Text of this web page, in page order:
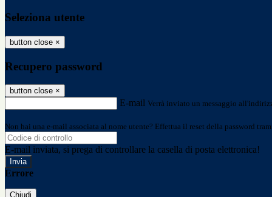
Seleziona utente
button close ×
Recupero password
button close ×
E-mail Verrà inviato un messaggio
Non hai una e-mail associata al nome utente? Effettua il reset della password
E-mail inviata, si prega di controllare la casella di posta elettronica!
Errore
Chiudi